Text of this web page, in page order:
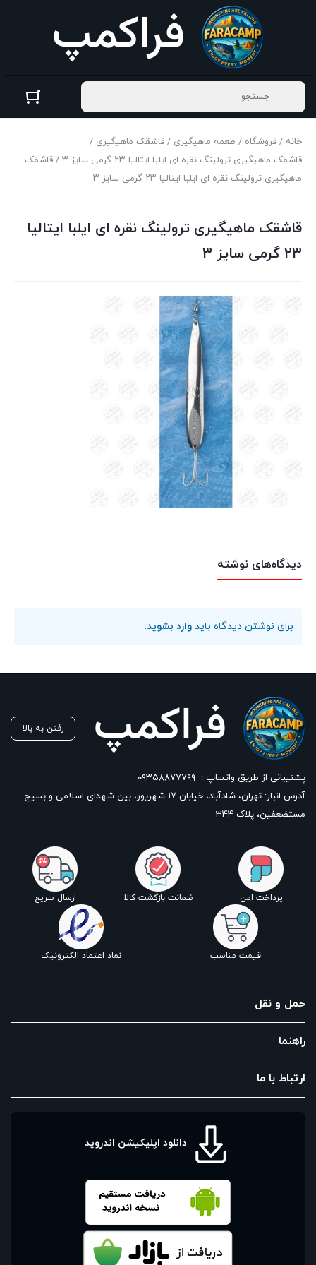
خانه / فروشگاه / طعمه ماهیگیری / قاشقک ماهیگیری /
قاشقک ماهیگیری ترولینگ نقره ای ایلبا ایتالیا ۲۳ گرمی سایز ۳
/ قاشقک
ماهیگیری ترولینگ نقره ای ایلبا ایتالیا ۲۳ گرمی سایز ۳
قاشقک ماهیگیری ترولینگ نقره ای ایلبا ایتالیا
۲۳ گرمی سایز ۳
دیدگاه‌های نوشته
برای نوشتن دیدگاه باید وارد بشوید.
رفتن به بالا
پشتیبانی از طریق واتساپ : ۰۹۳۵۸۸۷۷۷۹۹
آدرس انبار: تهران، شادآباد، خیابان ١٧ شهریور، بین شهدای اسلامی و بسیج
مستضعفین، پلاک 344
پرداخت امن ضمانت بازگشت کالا ارسال سریع
قیمت مناسب نماد اعتماد الکترونیک
حمل و نقل
راهنما
ارتباط با ما
دانلود اپلیکیشن اندروید